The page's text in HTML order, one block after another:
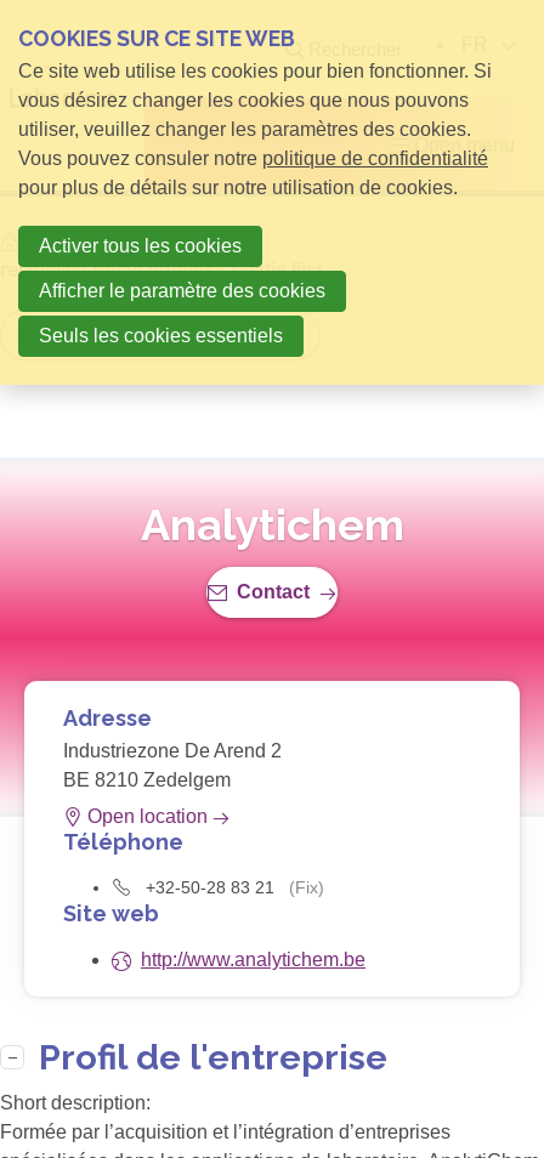
Open menu
Homeinfos pour Visiteurs
relatielijst detail publieke relatie lijst
Retour à la vue d'ensemble
Analytichem
Contact
Adresse
Industriezone De Arend 2
BE 8210 Zedelgem
Open location
Téléphone
+32-50-28 83 21 (Fix)
Site web
http://www.analytichem.be
Profil de l'entreprise
Short description:
Formée par l’acquisition et l’intégration d’entreprises
COOKIES SUR CE SITE WEB
Ce site web utilise les cookies pour bien fonctionner. Si
vous désirez changer les cookies que nous pouvons
utiliser, veuillez changer les paramètres des cookies.
Vous pouvez consuler notre politique de confidentialité
pour plus de détails sur notre utilisation de cookies.
Activer tous les cookies
Afficher le paramètre des cookies
Seuls les cookies essentiels